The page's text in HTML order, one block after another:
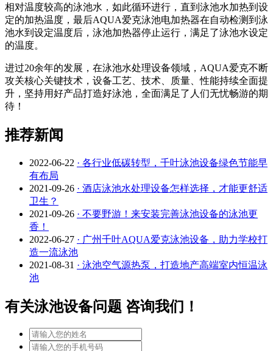
相对温度较高的泳池水，如此循环进行，直到泳池水加热到设
定的加热温度，最后AQUA爱克泳池电加热器在自动检测到泳
池水到设定温度后，泳池加热器停止运行，满足了泳池水设定
的温度。
进过20余年的发展， 在泳池水处理设备领域， AQUA爱克不断
攻关核心关键技术，设备工艺、技术、质量、性能持续全面提
升 ，坚持用好产品打造好泳池，全面满足了人们无忧畅游的期
待！
推荐新闻
2022-06-22 · 各行业低碳转型，千叶泳池设备绿色节能早
有布局
2021-09-26 · 酒店泳池水处理设备怎样选择，才能更舒适
卫生？
2021-09-26 · 不要野游！来安装完善泳池设备的泳池更
香！
2022-06-27 · 广州千叶AQUA爱克泳池设备，助力学校打
造一流泳池
2021-08-31 · 泳池空气源热泵，打造地产高端室内恒温泳
池
有关泳池设备问题 咨询我们！